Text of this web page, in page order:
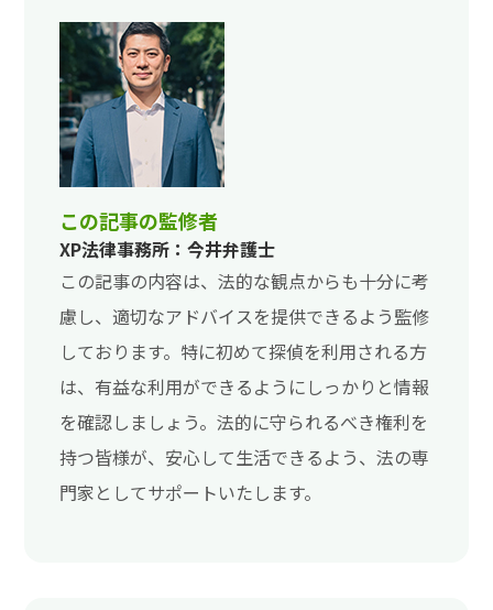
この記事の監修者
XP法律事務所：今井弁護士
この記事の内容は、法的な観点からも十分に考
慮し、適切なアドバイスを提供できるよう監修
しております。特に初めて探偵を利用される方
は、有益な利用ができるようにしっかりと情報
を確認しましょう。法的に守られるべき権利を
持つ皆様が、安心して生活できるよう、法の専
門家としてサポートいたします。